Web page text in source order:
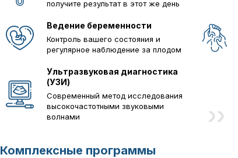
получите результат в этот же день
Ведение беременности
Контроль вашего состояния и
регулярное наблюдение за плодом
Ультразвуковая диагностика
(УЗИ)
Современный метод исследования
высокочастотными звуковыми
волнами
Комплексные программы